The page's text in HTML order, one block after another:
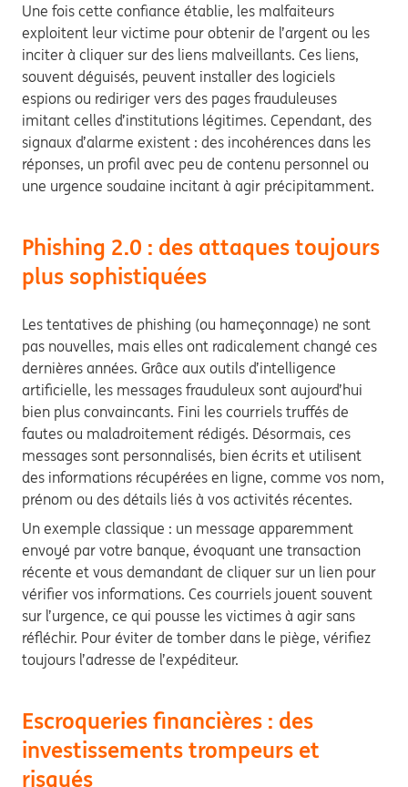
Une fois cette confiance établie, les malfaiteurs
exploitent leur victime pour obtenir de l’argent ou les
inciter à cliquer sur des liens malveillants. Ces liens,
souvent déguisés, peuvent installer des logiciels
espions ou rediriger vers des pages frauduleuses
imitant celles d’institutions légitimes. Cependant, des
signaux d’alarme existent : des incohérences dans les
réponses, un profil avec peu de contenu personnel ou
une urgence soudaine incitant à agir précipitamment.
Phishing 2.0 : des attaques toujours
plus sophistiquées
Les tentatives de phishing (ou hameçonnage) ne sont
pas nouvelles, mais elles ont radicalement changé ces
dernières années. Grâce aux outils d’intelligence
artificielle, les messages frauduleux sont aujourd’hui
bien plus convaincants. Fini les courriels truffés de
fautes ou maladroitement rédigés. Désormais, ces
messages sont personnalisés, bien écrits et utilisent
des informations récupérées en ligne, comme vos nom,
prénom ou des détails liés à vos activités récentes.
Un exemple classique : un message apparemment
envoyé par votre banque, évoquant une transaction
récente et vous demandant de cliquer sur un lien pour
vérifier vos informations. Ces courriels jouent souvent
sur l’urgence, ce qui pousse les victimes à agir sans
réfléchir. Pour éviter de tomber dans le piège, vérifiez
toujours l’adresse de l’expéditeur.
Escroqueries financières : des
investissements trompeurs et
risqués